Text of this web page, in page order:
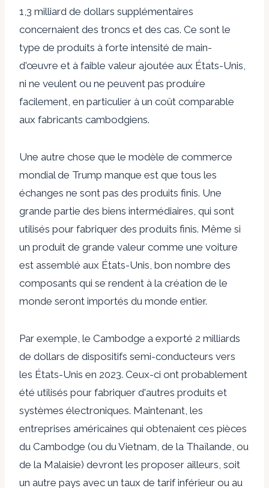
1,3 milliard de dollars supplémentaires
concernaient des troncs et des cas. Ce sont le
type de produits à forte intensité de main-
d'œuvre et à faible valeur ajoutée aux États-Unis,
ni ne veulent ou ne peuvent pas produire
facilement, en particulier à un coût comparable
aux fabricants cambodgiens.
Une autre chose que le modèle de commerce
mondial de Trump manque est que tous les
échanges ne sont pas des produits finis. Une
grande partie des biens intermédiaires, qui sont
utilisés pour fabriquer des produits finis. Même si
un produit de grande valeur comme une voiture
est assemblé aux États-Unis, bon nombre des
composants qui se rendent à la création de le
monde seront importés du monde entier.
Par exemple, le Cambodge a exporté 2 milliards
de dollars de dispositifs semi-conducteurs vers
les États-Unis en 2023. Ceux-ci ont probablement
été utilisés pour fabriquer d'autres produits et
systèmes électroniques. Maintenant, les
entreprises américaines qui obtenaient ces pièces
du Cambodge (ou du Vietnam, de la Thaïlande, ou
de la Malaisie) devront les proposer ailleurs, soit
un autre pays avec un taux de tarif inférieur ou au